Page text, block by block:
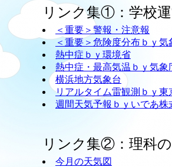
リンク集①：学校
＜重要＞警報・注意報
＜重要＞危険度分布ｂｙ気
熱中症ｂｙ環境省
熱中症・最高気温ｂｙ気象
横浜地方気象台
リアルタイム雷観測ｂｙ東
週間天気予報ｂｙいであ株
リンク集②：理科
今月の天気図